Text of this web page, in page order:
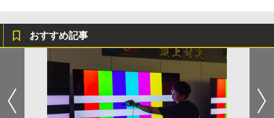
おすすめ記事